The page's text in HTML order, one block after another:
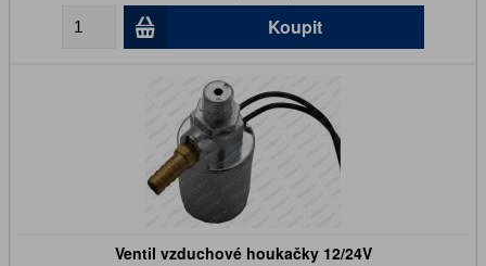
Koupit
Ventil vzduchové houkačky 12/24V